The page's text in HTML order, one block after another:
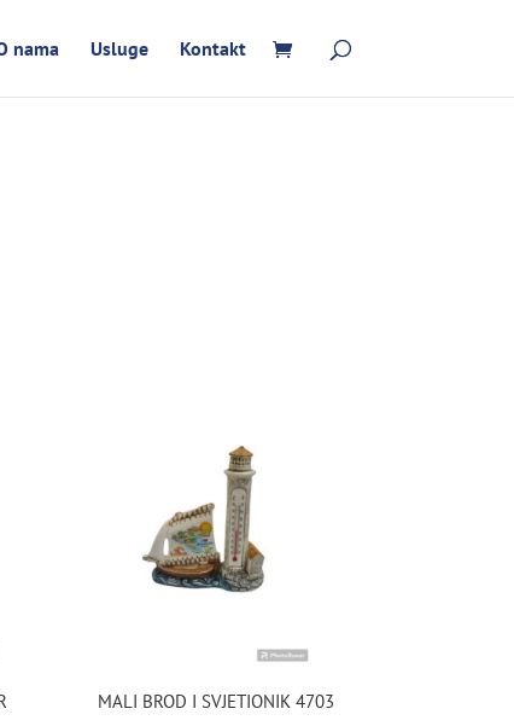
nama Usluge Kontakt
MALI BROD I SVJETIONIK 4703